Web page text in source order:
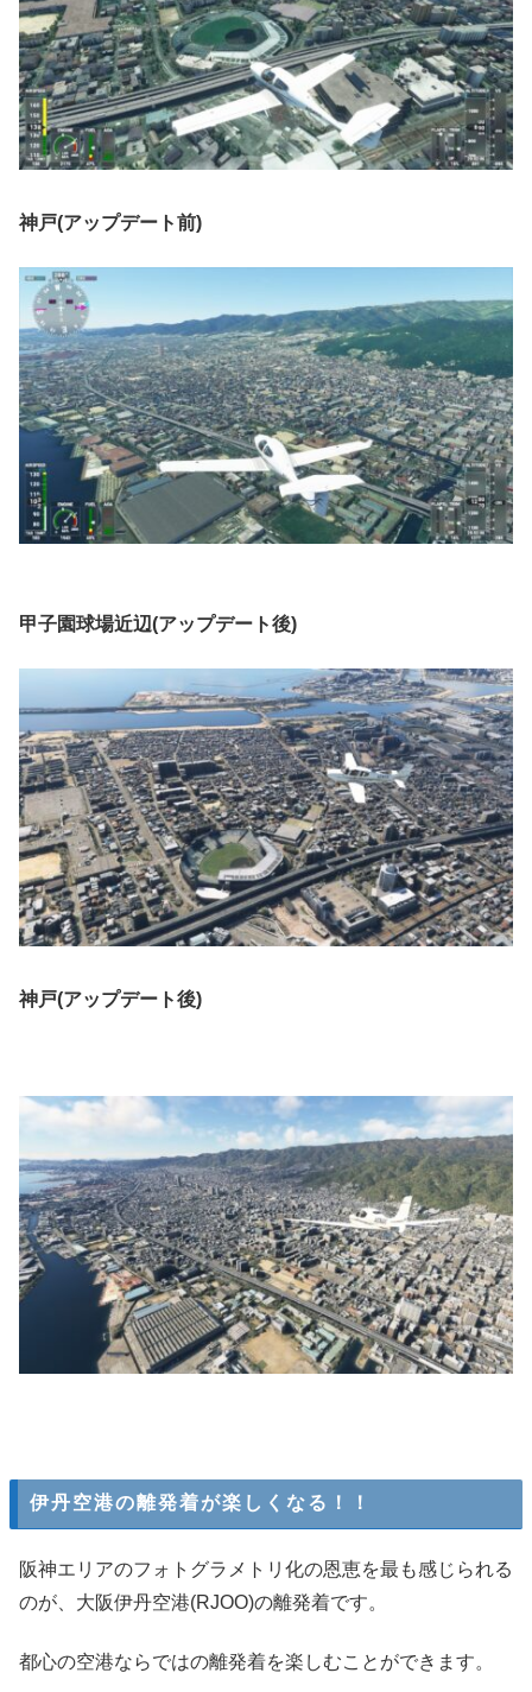
神戸(アップデート前)
甲子園球場近辺(アップデート後)
神戸(アップデート後)
伊丹空港の離発着が楽しくなる！！
阪神エリアのフォトグラメトリ化の恩恵を最も感じられる
のが、大阪伊丹空港(RJOO)の離発着です。
都心の空港ならではの離発着を楽しむことができます。